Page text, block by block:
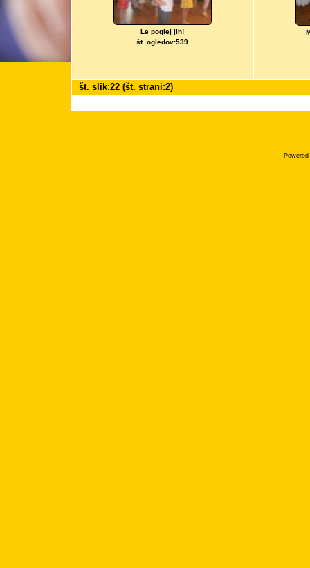
Le poglej jih!
št. ogledov:539
št. slik:22 (št. strani:2)